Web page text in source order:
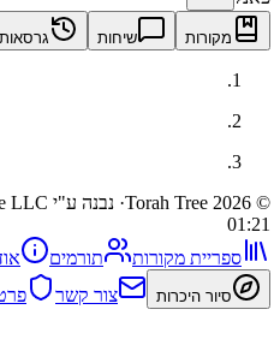
שיחות גרסאות
· נבנה ע"י Turn Byte LLC
מקורות תורמים אודות
היכרות צור קשר פרטיות